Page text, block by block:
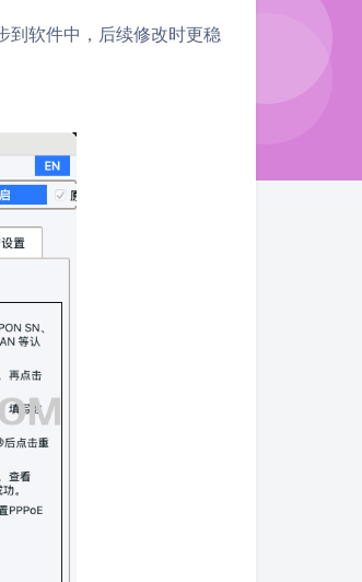
到软件中，后续修改时更稳